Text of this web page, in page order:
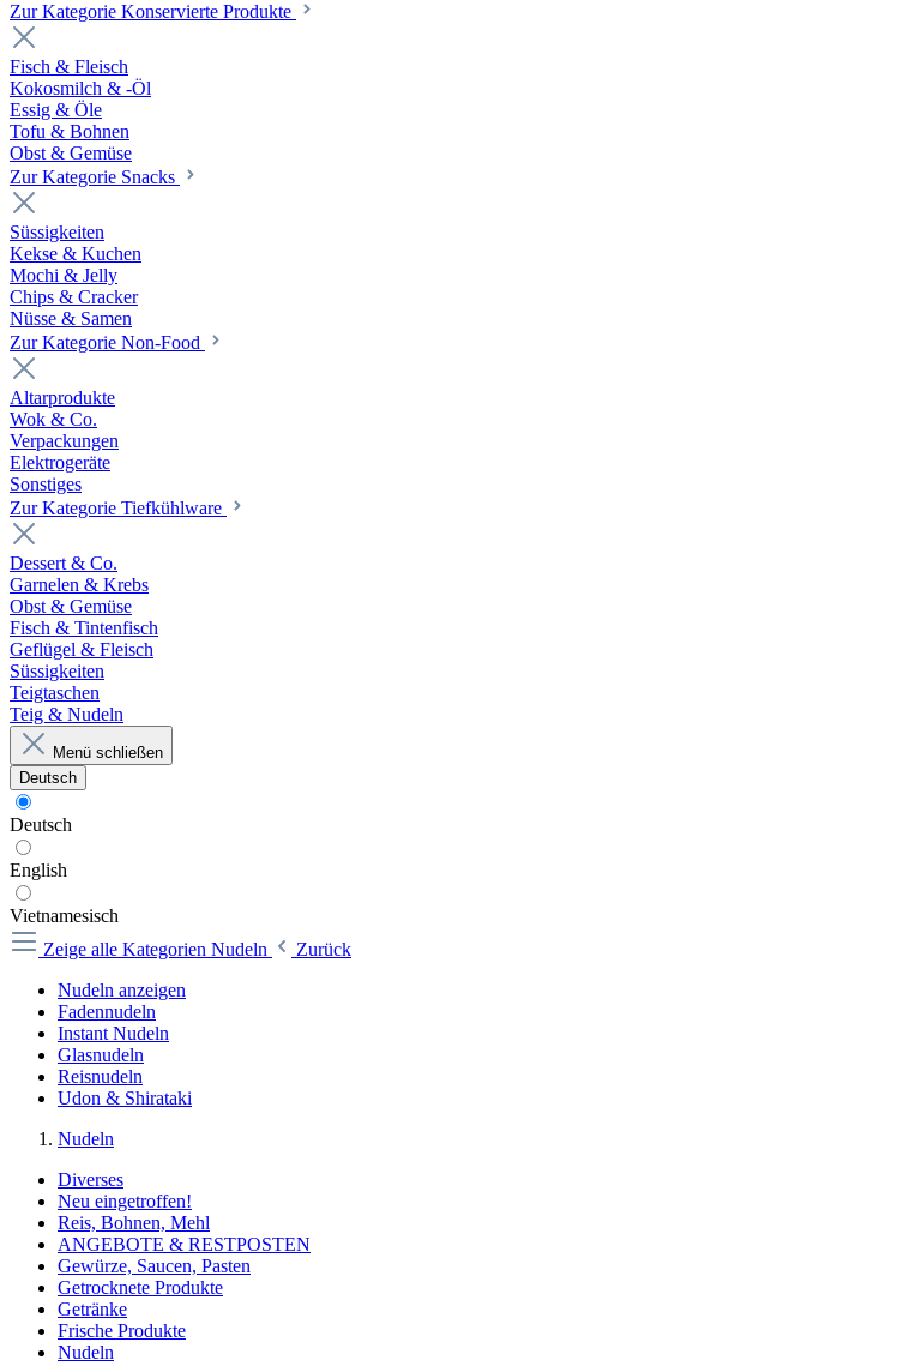
Zur Kategorie Konservierte Produkte
Fisch & Fleisch
Kokosmilch & -Öl
Essig & Öle
Tofu & Bohnen
Obst & Gemüse
Zur Kategorie Snacks
Süssigkeiten
Kekse & Kuchen
Mochi & Jelly
Chips & Cracker
Nüsse & Samen
Zur Kategorie Non-Food
Altarprodukte
Wok & Co.
Verpackungen
Elektrogeräte
Sonstiges
Zur Kategorie Tiefkühlware
Dessert & Co.
Garnelen & Krebs
Obst & Gemüse
Fisch & Tintenfisch
Geflügel & Fleisch
Süssigkeiten
Teigtaschen
Teig & Nudeln
Menü schließen
Deutsch
Deutsch
English
Vietnamesisch
Zeige alle Kategorien Nudeln
Zurück
Nudeln anzeigen
Fadennudeln
Instant Nudeln
Glasnudeln
Reisnudeln
Udon & Shirataki
Nudeln
Diverses
Neu eingetroffen!
Reis, Bohnen, Mehl
ANGEBOTE & RESTPOSTEN
Gewürze, Saucen, Pasten
Getrocknete Produkte
Getränke
Frische Produkte
Nudeln